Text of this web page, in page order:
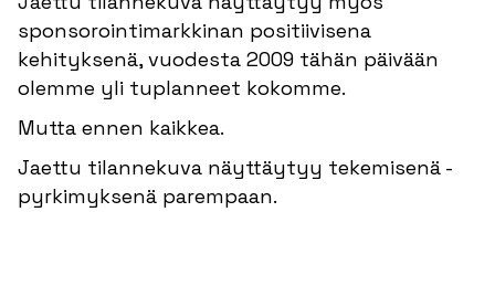
sponsorointimarkkinan positiivisena
kehityksenä, vuodesta 2009 tähän päivään
olemme yli tuplanneet kokomme.
Mutta ennen kaikkea.
Jaettu tilannekuva näyttäytyy tekemisenä -
pyrkimyksenä parempaan.